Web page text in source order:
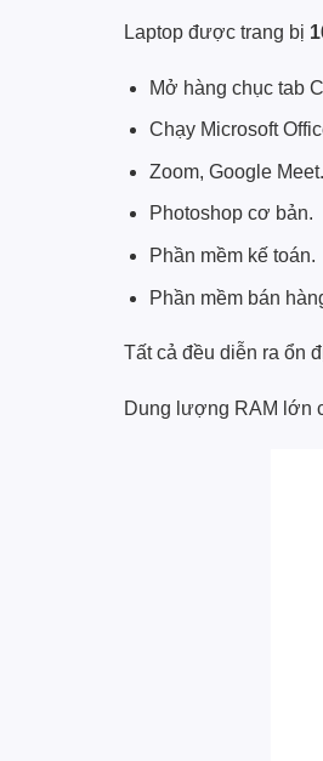
Laptop được trang bị
Mở hàng chục tab
Chạy Microsoft
Zoom, Google Meet.
Photoshop cơ bản.
Phần mềm kế toán.
Phần mềm bán
Tất cả đều diễn ra ổn
Dung lượng RAM lớn